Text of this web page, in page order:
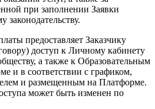
при заполнении Заявки
предоставляет Заказчику
доступ к Личному кабинету
а также к Образовательным
и в соответствии с графиком,
и размещенным на Платформе.
может быть изменен по